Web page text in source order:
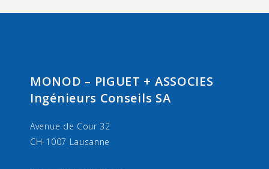
MONOD – PIGUET + ASSOCIES
Ingénieurs Conseils SA
Avenue de Cour 32
CH-1007 Lausanne